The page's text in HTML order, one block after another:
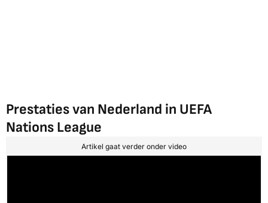
Prestaties van Nederland in UEFA
Nations League
Artikel gaat verder onder video